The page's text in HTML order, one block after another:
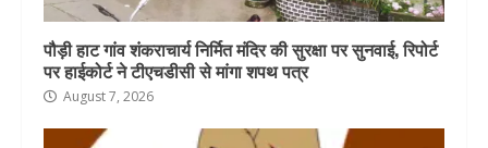
पौड़ी हाट गांव शंकराचार्य निर्मित मंदिर की सुरक्षा पर सुनवाई, रिपोर्ट
पर हाईकोर्ट ने टीएचडीसी से मांगा शपथ पत्र
August 7, 2026